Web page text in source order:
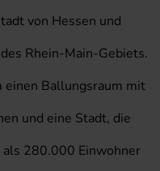
von Hessen und
Rhein-Main-Gebiets.
einen Ballungsraum mit
und eine Stadt, die
280.000 Einwohner